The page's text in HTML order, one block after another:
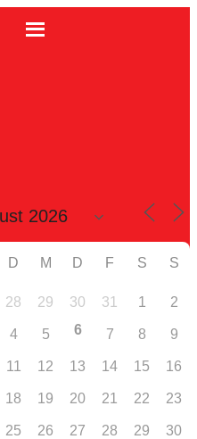
D M D F S S
28 29 30 31 1 2
4 5 6 7 8 9
11 12 13 14 15 16
18 19 20 21 22 23
25 26 27 28 29 30